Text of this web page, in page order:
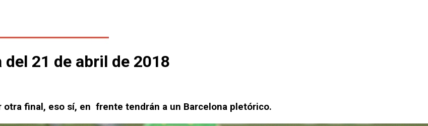
del 21 de abril de 2018
final, eso sí, en frente tendrán a un Barcelona pletórico.